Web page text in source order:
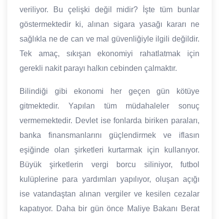
veriliyor. Bu çelişki değil midir? İşte tüm bunlar
göstermektedir ki, alınan sigara yasağı kararı ne
sağlıkla ne de can ve mal güvenliğiyle ilgili değildir.
Tek amaç, sıkışan ekonomiyi rahatlatmak için
gerekli nakit parayı halkın cebinden çalmaktır.
Bilindiği gibi ekonomi her geçen gün kötüye
gitmektedir. Yapılan tüm müdahaleler sonuç
vermemektedir. Devlet ise fonlarda biriken paraları,
banka finansmanlarını güçlendirmek ve iflasın
eşiğinde olan şirketleri kurtarmak için kullanıyor.
Büyük şirketlerin vergi borcu siliniyor, futbol
kulüplerine para yardımları yapılıyor, oluşan açığı
ise vatandaştan alınan vergiler ve kesilen cezalar
kapatıyor. Daha bir gün önce Maliye Bakanı Berat